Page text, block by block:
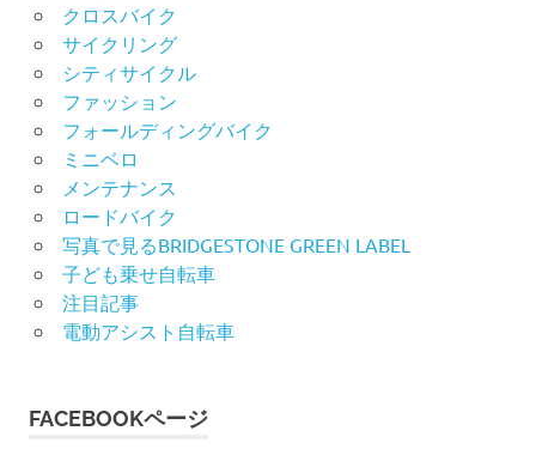
クロスバイク
サイクリング
シティサイクル
ファッション
フォールディングバイク
ミニベロ
メンテナンス
ロードバイク
写真で見るBRIDGESTONE GREEN LABEL
子ども乗せ自転車
注目記事
電動アシスト自転車
FACEBOOKページ